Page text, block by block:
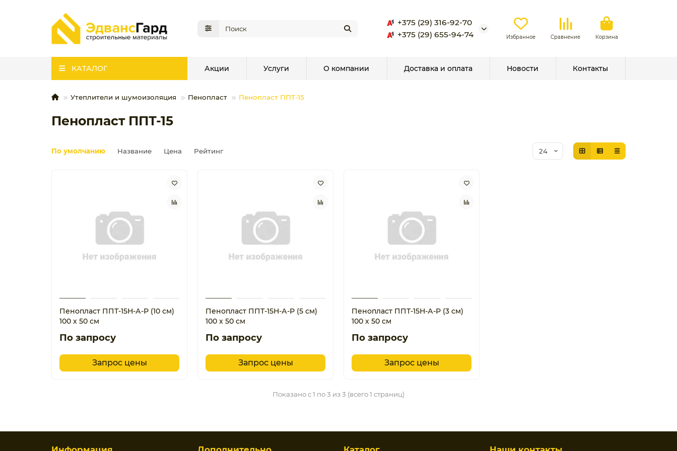
+375 (29) 316-92-70
+375 (29) 655-94-74
Избранное Сравнение Корзина
КАТАЛОГ Акции Услуги О компании Доставка и оплата Новости Контакты
Утеплители и шумоизоляция Пенопласт Пенопласт ППТ-15
Пенопласт ППТ-15
По умолчанию Название Цена Рейтинг
Пенопласт ППТ-15Н-А-Р (10 см)
100 х 50 см
По запросу
Запрос цены
Пенопласт ППТ-15Н-А-Р (5 см)
100 х 50 см
По запросу
Запрос цены
Пенопласт ППТ-15Н-А-Р (3 см)
100 х 50 см
По запросу
Запрос цены
Показано с 1 по 3 из 3 (всего 1 страниц)